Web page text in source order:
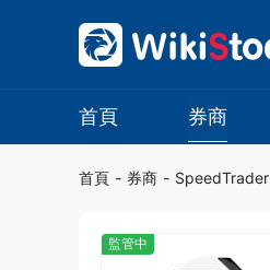
首頁 券商
首頁 - 券商 - SpeedTrader
監管中
0
1
3